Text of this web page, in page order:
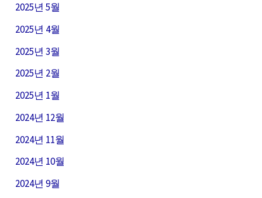
2025년 5월
2025년 4월
2025년 3월
2025년 2월
2025년 1월
2024년 12월
2024년 11월
2024년 10월
2024년 9월